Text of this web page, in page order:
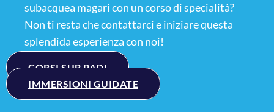
subacquea magari con un corso di specialità?
Non ti resta che contattarci e iniziare questa
splendida esperienza con noi!
CORSI SUB PADI
IMMERSIONI GUIDATE